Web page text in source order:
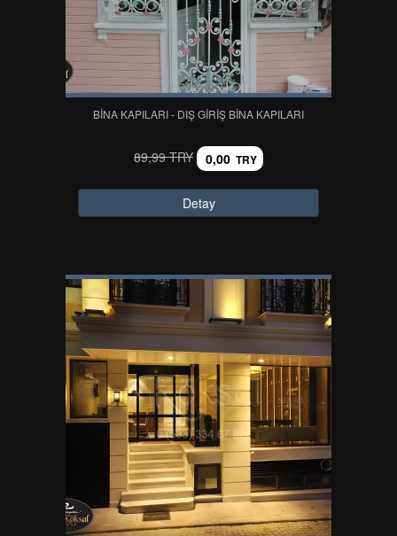
BİNA KAPILARI - DIŞ GİRİŞ BİNA KAPILARI
89,99 TRY 0,00 TRY
Detay